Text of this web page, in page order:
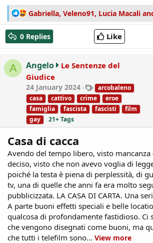
R
e
a
c
t
i
o
n
s
:
Gabriella, Veleno91, Lucia Macali
0 Replies Like
A Angelo
Le Sentenze del
Giudice
24 January 2024
T
a
g
s
arcobaleno
casa
cattivo crime
eroe
famiglia
fascista fascisti
film
gay
21+ Tags
Casa di cacca
Avendo del tempo libero, visto
deciso, visto che non avevo voglia di
poiché la testa è piena di perplessità, di
tv, una di quelle che anni fa era molto
pubblicizzata. LA CASA DI CARTA. Una
A parte buoni effetti speciali e belle
qualcosa di profondamente fastidioso. Ci
che vengono disegnati come buoni, ma
che tutti i telefilm sono... View more